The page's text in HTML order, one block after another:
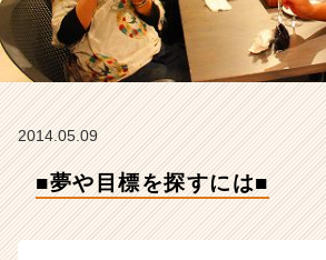
ム
ラ
イ
チ
2014.05.09
■夢や目標を探すには■